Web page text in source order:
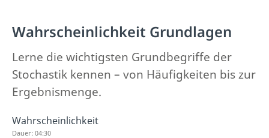
Wahrscheinlichkeit Grundlagen
Lerne die wichtigsten Grundbegriffe der
Stochastik kennen – von Häufigkeiten bis zur
Ergebnismenge.
Wahrscheinlichkeit
Dauer: 04:30